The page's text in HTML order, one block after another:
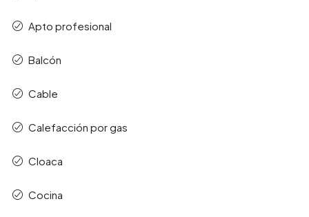
Apto profesional
Balcón
Cable
Calefacción por gas
Cloaca
Cocina